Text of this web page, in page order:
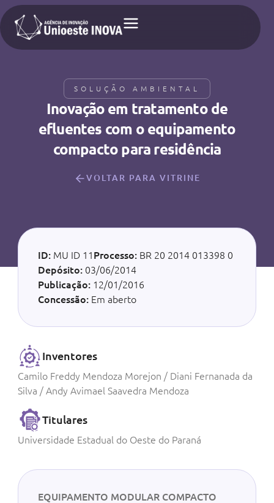
SOLUÇÃO AMBIENTAL
Inovação em tratamento de
efluentes com o equipamento
compacto para residência
VOLTAR PARA VITRINE
ID: MU ID 11 Processo: BR 20 2014 013398 0
Depósito: 03/06/2014
Publicação: 12/01/2016
Concessão: Em aberto
Inventores
Camilo Freddy Mendoza Morejon / Diani Fernanada da
Silva / Andy Avimael Saavedra Mendoza
Titulares
Universidade Estadual do Oeste do Paraná
EQUIPAMENTO MODULAR COMPACTO